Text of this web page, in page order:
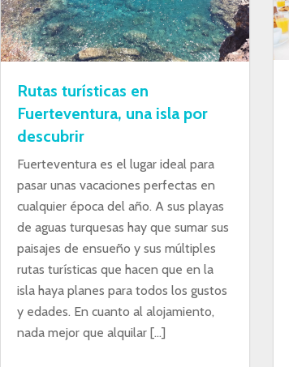
Rutas turísticas en
Fuerteventura, una isla por
descubrir
Fuerteventura es el lugar ideal para
pasar unas vacaciones perfectas en
cualquier época del año. A sus playas
de aguas turquesas hay que sumar sus
paisajes de ensueño y sus múltiples
rutas turísticas que hacen que en la
isla haya planes para todos los gustos
y edades. En cuanto al alojamiento,
nada mejor que alquilar […]